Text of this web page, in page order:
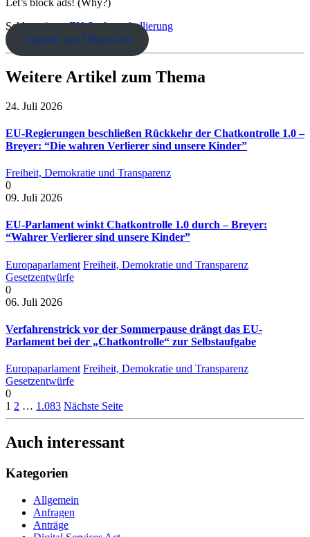
Schlagwörter: EU Surfprotokollierung
Zurück zur Übersicht
Weitere Artikel zum Thema
24. Juli 2026
EU-Regierungen beschließen Rückkehr der Chatkontrolle 1.0 –
Breyer: “Die wahren Verlierer sind unsere Kinder”
Freiheit, Demokratie und Transparenz
0
09. Juli 2026
EU-Parlament winkt Chatkontrolle 1.0 durch – Breyer:
“Wahrer Verlierer sind unsere Kinder”
Europaparlament Freiheit, Demokratie und Transparenz
Gesetzentwürfe
0
06. Juli 2026
Verfahrenstrick vor der Sommerpause drängt das EU-
Parlament bei der „Chatkontrolle“ zur Selbstaufgabe
Europaparlament Freiheit, Demokratie und Transparenz
Gesetzentwürfe
0
1 2 … 1.083 Nächste Seite
Auch interessant
Kategorien
Allgemein
Anfragen
Anträge